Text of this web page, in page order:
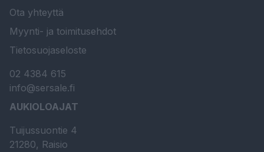
Ota yhteyttä
Myynti- ja toimitusehdot
Tietosuojaseloste
02 4384 615
info@sersale.fi
AUKIOLOAJAT
Tuijussuontie 4
21280, Raisio